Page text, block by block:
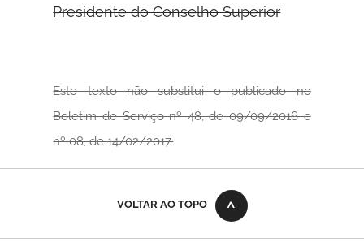
Presidente do Conselho Superior
Este texto não substitui o publicado no
Boletim de Serviço nº 48, de 09/09/2016 e
nº 08, de 14/02/2017.
VOLTAR AO TOPO